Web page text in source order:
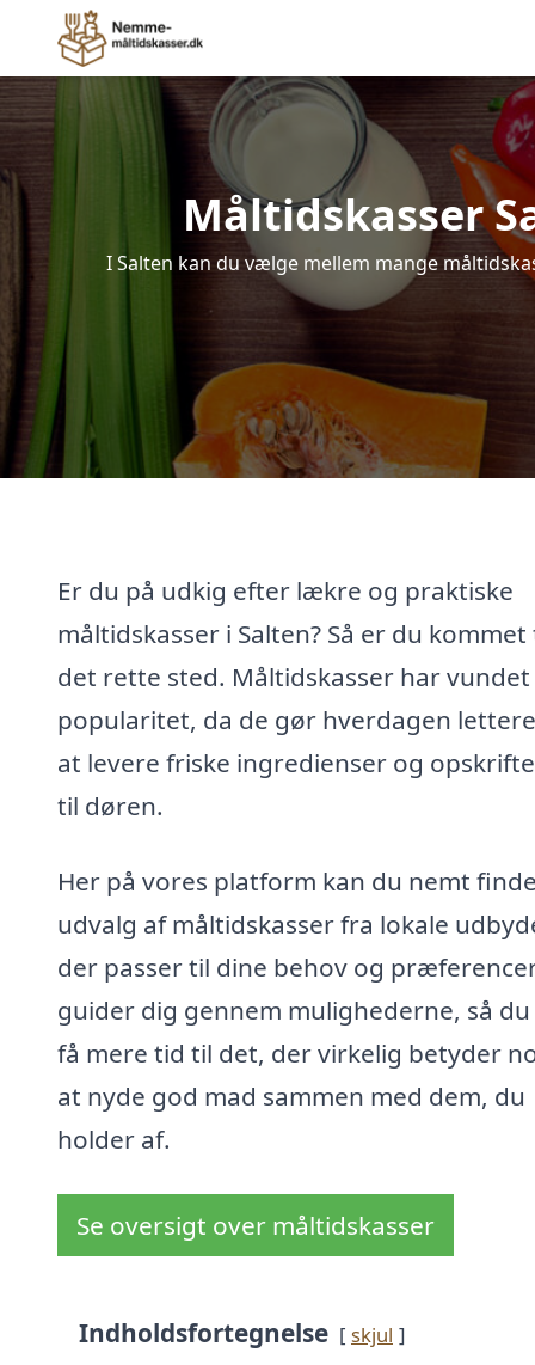
Måltidskasser
I Salten kan du vælge mellem mange
Er du på udkig efter lækre og praktiske
måltidskasser i Salten? Så er du kommet
det rette sted. Måltidskasser har
popularitet, da de gør hverdagen
at levere friske ingredienser og
til døren.
Her på vores platform kan du nemt
udvalg af måltidskasser fra lokale
der passer til dine behov og
guider dig gennem mulighederne, så
få mere tid til det, der virkelig betyder
at nyde god mad sammen med dem, du
holder af.
Se oversigt over måltidskasser
Indholdsfortegnelse skjul